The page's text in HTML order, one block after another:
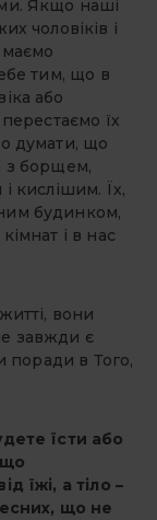
Якщо наші
чоловіків і
тим, що в
або
їх
думати, що
з борщем,
кислішим. Їх,
будинком,
і в нас
вони
завжди є
поради в Того,
їсти або
що
їжі, а тіло –
що не